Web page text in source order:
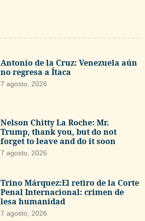
Antonio de la Cruz: Venezuela aún
no regresa a Ítaca
7 agosto, 2026
Nelson Chitty La Roche: Mr.
Trump, thank you, but do not
forget to leave and do it soon
7 agosto, 2026
Trino Márquez:El retiro de la Corte
Penal Internacional: crimen de
lesa humanidad
7 agosto, 2026